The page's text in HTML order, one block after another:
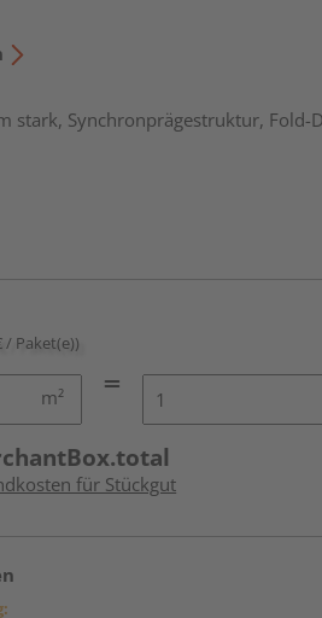
stark, Synchronprägestruktur, Fold-
/ Paket(e))
m²
für Stückgut